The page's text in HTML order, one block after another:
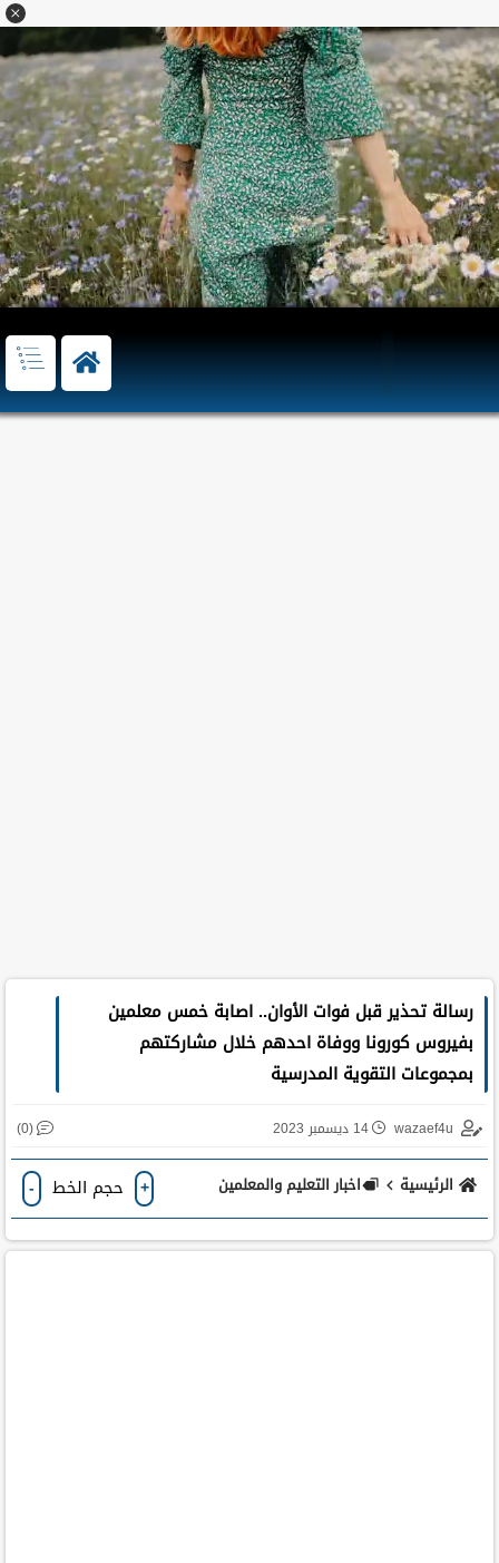
رسالة تحذير قبل فوات الأوان.. اصابة خمس معلمين
بفيروس كورونا ووفاة احدهم خلال مشاركتهم
بمجموعات التقوية المدرسية
wazaef4u 14 ديسمبر 2023 (0)
الرئيسية اخبار التعليم والمعلمين + حجم الخط -